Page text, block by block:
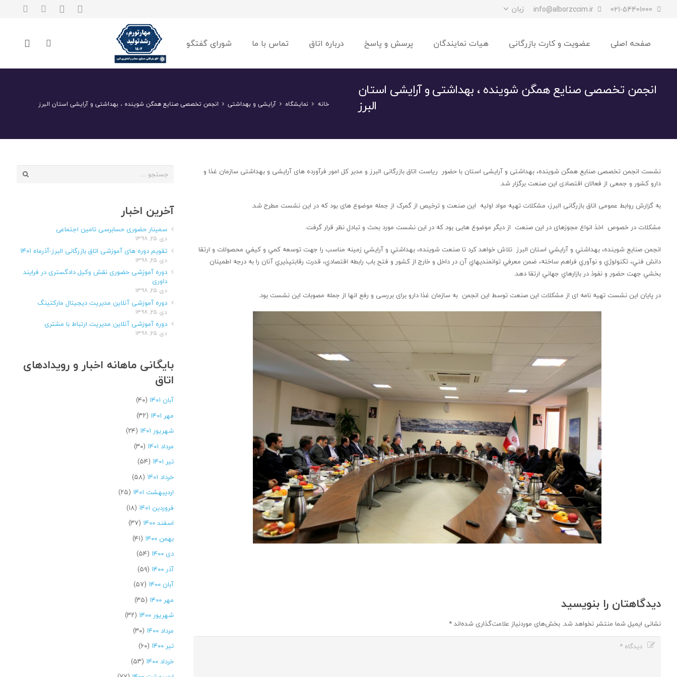
021-54401000
info@alborzccim.ir زبان
صفحه اصلی عضویت و کارت بازرگانی هیات نمایندگان پرسش و پاسخ درباره اتاق تماس با ما شورای گفتگو
انجمن تخصصی صنایع همگن شوینده ، بهداشتی و آرایشی استان
البرز خانه نمایشگاه آرایشی و بهداشتی انجمن تخصصی صنایع همگن شوینده ، بهداشتی و آرایشی استان البرز
نشست انجمن تخصصی صنایع همگن شوینده، بهداشتی و آرایشی استان با حضور ریاست اتاق بازرگانی البرز و مدیر کل امور فرآورده های آرایشی و بهداشتی سازمان غذا و
دارو کشور و جمعی از فعالان اقتصادی این صنعت برگزار شد.
به گزارش روابط عمومی اتاق بازرگانی البرز، مشکلات تهیه مواد اولیه این صنعت و ترخیص از گمرک از جمله موضوع های بود که در این نشست مطرح شد.
مشکلات در خصوص اخذ انواع مجوزهای در این صنعت از دیگر موضوع هایی بود که در این نشست مورد بحث و تبادل نظر قرار گرفت.
انجمن صنايع شوينده، بهداشتي و آرايشي استان البرز تلاش خواهد كرد تا صنعت شوينده، بهداشتي و آرايشي زمينه مناسب را جهت توسعه كمي و كيفي محصولات و ارتقا
دانش فني، تكنولوژي و نوآوري فراهم ساخته، ضمن معرفي توانمنديهاي آن در داخل و خارج از كشور و فتح باب رابطه اقتصادي، قدرت رقابت‎پذيري آنان را به درجه اطمينان
بخشي جهت حضور و نفوذ در بازارهاي جهاني ارتقا دهد.
در پایان این نشست تهیه نامه ای از مشکلات این صنعت توسط این انجمن به سازمان غذا دارو برای بررسی و رفع انها از جمله مصوبات این نشست بود.
دیدگاهتان را بنویسید
نشانی ایمیل شما منتشر نخواهد شد. بخش‌های موردنیاز علامت‌گذاری شده‌اند*
جستجو
آخرین اخبار
سمینار حضوری حسابرسی تامین اجتماعی
دی ۲۵, ۱۳۹۸
تقویم دوره های آموزشی اتاق بازرگانی البرز-آذرماه ۱۴۰۱
دی ۲۵, ۱۳۹۸
دوره آموزشی حضوری نقش وکیل دادگستری در فرایند
داوری
دی ۲۵, ۱۳۹۸
دوره آموزشی آنلاین مدیریت دیجیتال مارکتینگ
دی ۲۵, ۱۳۹۸
دوره آموزشی آنلاین مدیریت ارتباط با مشتری
دی ۲۵, ۱۳۹۸
بایگانی ماهانه اخبار و رویدادهای
اتاق
آبان ۱۴۰۱
(۴۰)
مهر ۱۴۰۱
(۳۲)
شهریور ۱۴۰۱
(۲۴)
مرداد ۱۴۰۱
(۳۰)
تیر ۱۴۰۱
(۵۴)
خرداد ۱۴۰۱
(۵۸)
اردیبهشت ۱۴۰۱
(۲۵)
فروردین ۱۴۰۱
(۱۸)
اسفند ۱۴۰۰
(۳۷)
بهمن ۱۴۰۰
(۴۱)
دی ۱۴۰۰
(۵۴)
آذر ۱۴۰۰
(۵۹)
آبان ۱۴۰۰
(۵۷)
مهر ۱۴۰۰
(۳۵)
شهریور ۱۴۰۰
(۳۲)
مرداد ۱۴۰۰
(۳۰)
تیر ۱۴۰۰
(۶۰)
خرداد ۱۴۰۰
(۵۳)